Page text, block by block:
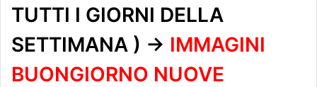
TUTTI I GIORNI DELLA
SETTIMANA ) -> IMMAGINI
BUONGIORNO NUOVE